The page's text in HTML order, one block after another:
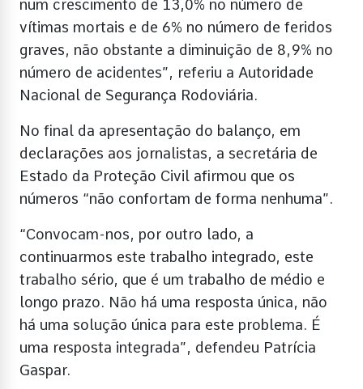
num crescimento de 13,0% no número de
vítimas mortais e de 6% no número de feridos
graves, não obstante a diminuição de 8,9% no
número de acidentes”, referiu a Autoridade
Nacional de Segurança Rodoviária.
No final da apresentação do balanço, em
declarações aos jornalistas, a secretária de
Estado da Proteção Civil afirmou que os
números “não confortam de forma nenhuma”.
“Convocam-nos, por outro lado, a
continuarmos este trabalho integrado, este
trabalho sério, que é um trabalho de médio e
longo prazo. Não há uma resposta única, não
há uma solução única para este problema. É
uma resposta integrada”, defendeu Patrícia
Gaspar.